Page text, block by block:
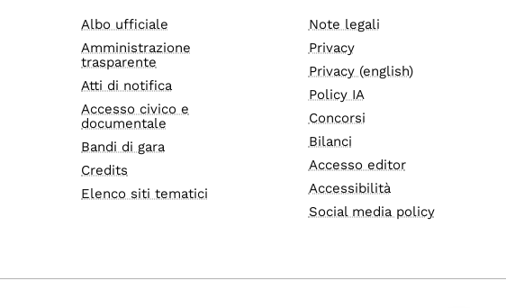
Albo ufficiale
Amministrazione
trasparente
Atti di notifica
Accesso civico e
documentale
Bandi di gara
Credits
Elenco siti tematici
Note legali
Privacy
Privacy (english)
Policy IA
Concorsi
Bilanci
Accesso editor
Accessibilità
Social media policy